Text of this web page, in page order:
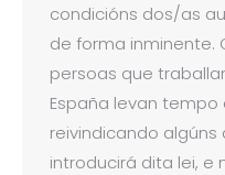
condicións dos/as
de forma inminente.
persoas que
España levan
reivindicando
introducirá dita lei, e